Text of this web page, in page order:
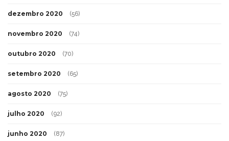
dezembro 2020 (56)
novembro 2020 (74)
outubro 2020 (70)
setembro 2020 (65)
agosto 2020 (75)
julho 2020 (92)
junho 2020 (87)